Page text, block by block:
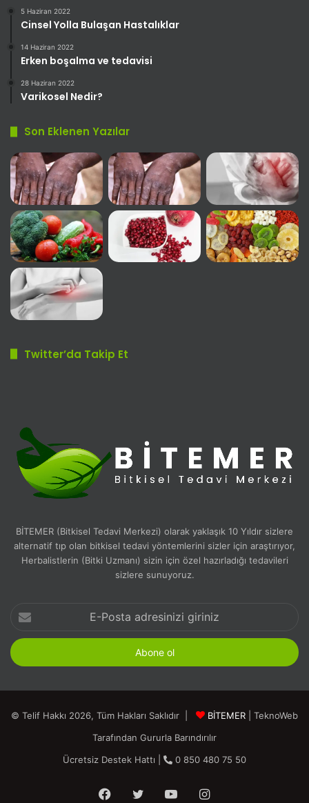
5 Haziran 2022
Cinsel Yolla Bulaşan Hastalıklar
14 Haziran 2022
Erken boşalma ve tedavisi
28 Haziran 2022
Varikosel Nedir?
Son Eklenen Yazılar
Twitter’da Takip Et
BİTEMER (Bitkisel Tedavi Merkezi) olarak yaklaşık 10 Yıldır sizlere
alternatif tıp olan bitkisel tedavi yöntemlerini sizler için araştırıyor,
Herbalistlerin (Bitki Uzmanı) sizin için özel hazırladığı tedavileri
sizlere sunuyoruz.
Posta
adresinizi
giriniz
© Telif Hakkı 2026, Tüm Hakları Saklıdır | BİTEMER | TeknoWeb
Tarafından Gururla Barındırılır
Ücretsiz Destek Hattı |
0 850 480 75 50
Facebook
TwitterYouTubeInstagram